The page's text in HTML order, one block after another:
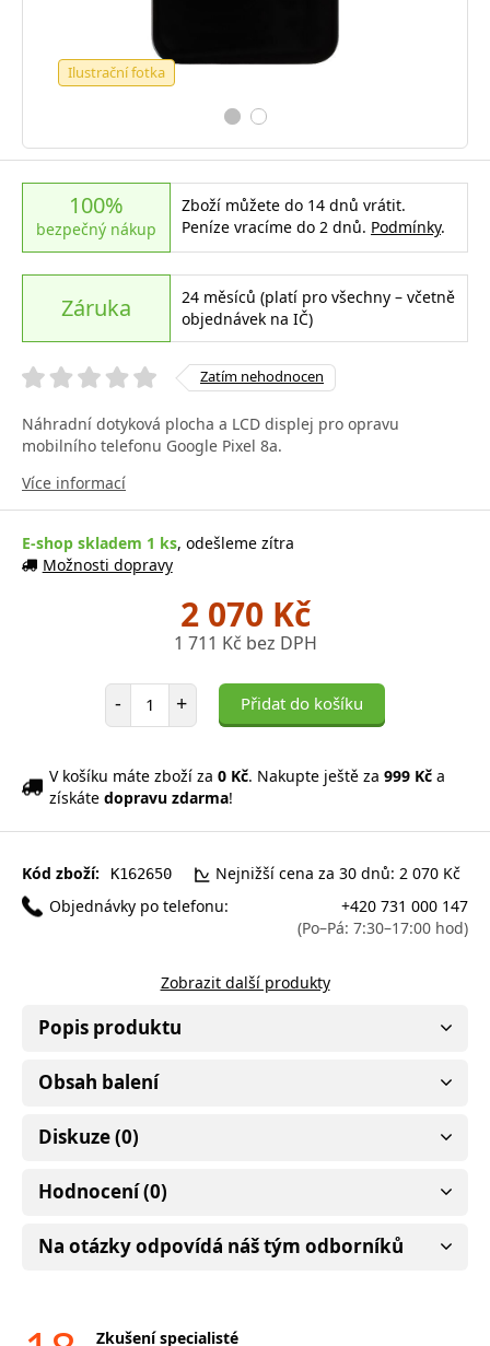
Ilustrační fotka
100%
bezpečný nákup
Zboží můžete do 14 dnů vrátit.
Peníze vracíme do 2 dnů. Podmínky.
Záruka
24 měsíců (platí pro všechny – včetně
objednávek na IČ)
Zatím nehodnocen
Náhradní dotyková plocha a LCD displej pro opravu
mobilního telefonu Google Pixel 8a.
Více informací
E-shop skladem 1 ks, odešleme zítra
Možnosti dopravy
2 070 Kč
1 711 Kč bez DPH
- Počet položek
+ Přidat do košíku
V košíku máte zboží za 0 Kč. Nakupte ještě za 999 Kč a
získáte dopravu zdarma!
Kód zboží: K162650
Nejnižší cena za 30 dnů: 2 070 Kč
Objednávky po telefonu:
+420 731 000 147
(Po–Pá: 7:30–17:00 hod)
Zobrazit další produkty
Popis produktu
Obsah balení
Diskuze (0)
Hodnocení (0)
Na otázky odpovídá náš tým odborníků
Zkušení specialisté